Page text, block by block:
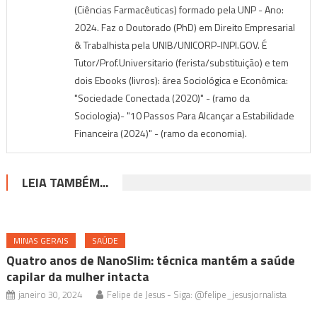
(Ciências Farmacêuticas) formado pela UNP - Ano:
2024. Faz o Doutorado (PhD) em Direito Empresarial
& Trabalhista pela UNIB/UNICORP-INPI.GOV. É
Tutor/Prof.Universitario (ferista/substituição) e tem
dois Ebooks (livros): área Sociológica e Econômica:
"Sociedade Conectada (2020)" - (ramo da
Sociologia)- "10 Passos Para Alcançar a Estabilidade
Financeira (2024)" - (ramo da economia).
LEIA TAMBÉM...
MINAS GERAIS SAÚDE
Quatro anos de NanoSlim: técnica mantém a saúde
capilar da mulher intacta
janeiro 30, 2024 Felipe de Jesus - Siga: @felipe_jesusjornalista